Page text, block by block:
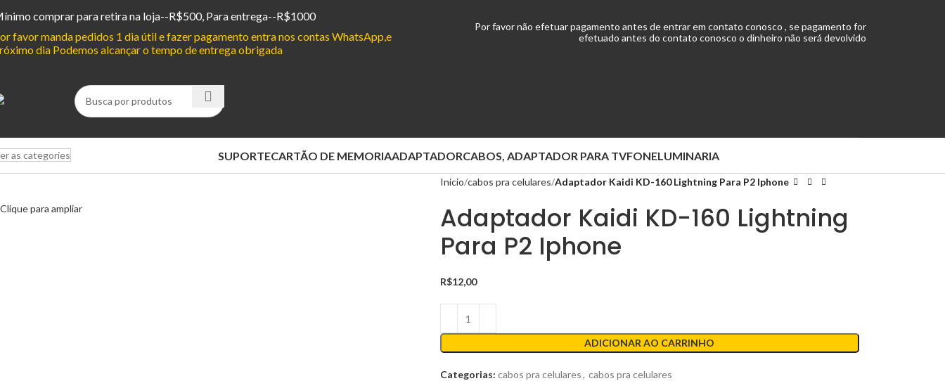
comprar para retira na loja--R$500, Para entrega--R$1000
favor manda pedidos 1 dia útil e fazer pagamento entra nos contas WhatsApp,e
dia Podemos alcançar o tempo de entrega obrigada
Por favor não efetuar pagamento antes de entrar em contato conosco , se pagamento for
efetuado antes do contato conosco o dinheiro não será devolvido
as categories SUPORTECARTÃO DE MEMORIAADAPTADORCABOS, ADAPTADOR PARA TVFONELUMINARIA
Clique para ampliar
Início cabos pra celulares Adaptador Kaidi KD-160 Lightning Para P2 Iphone
Adaptador Kaidi KD-160 Lightning
Para P2 Iphone
R$12,00
ADICIONAR AO CARRINHO
Categorias: cabos pra celulares, cabos pra celulares